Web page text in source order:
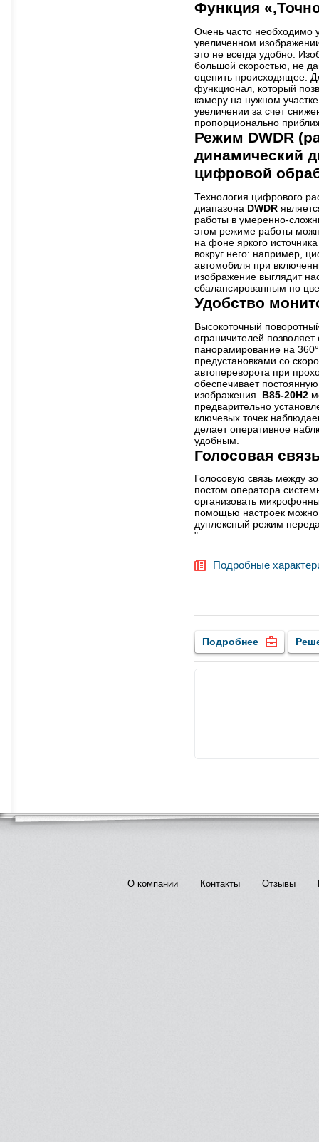
Функция
Очень часто необходимо
увеличенном
это не всегда удобно.
большой скоростью, не
оценить происходящее.
функционал, который
камеру на нужном
увеличении за счет
пропорционально
Режим DWDR
динамический
цифровой
Технология цифрового
диапазона DWDR
работы в умеренно-
этом режиме работы
на фоне яркого
вокруг него: например,
автомобиля при
изображение выглядит
сбалансированным по
Удобство
Высокоточный
ограничителей позволяет
панорамирование на
предустановками со
автопереворота при
обеспечивает
изображения. B85-20H2
предварительно
ключевых точек
делает оперативное
удобным.
Голосовая
Голосовую связь между
постом оператора
организовать
помощью настроек можно
дуплексный режим
"
Подробные
Подробнее
О компании Контакты Отзывы